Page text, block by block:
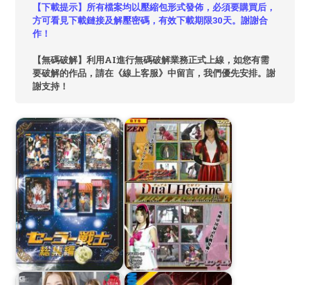
【下載提示】所有檔案均以壓縮包形式發佈，必須要購買后，
方可看見下載鏈接及解壓密碼，有效下載期限30天。謝謝合
作！
【無碼破解】利用AI進行無碼破解業務正式上線，如您有需
要破解的作品，請在《線上客服》中留言，我們優先安排。謝
謝支持！